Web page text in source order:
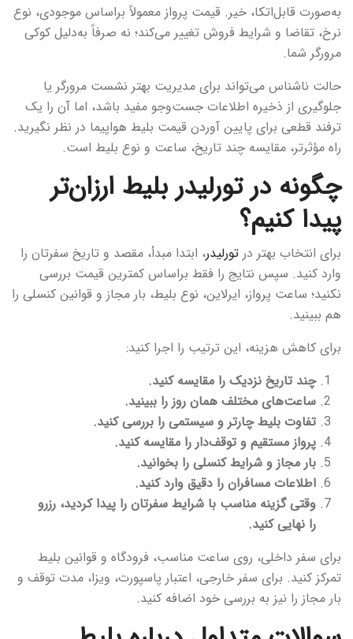
به‌صورت قابل‌اتکا، خیر. قیمت پرواز معمولاً براساس موجودی، نوع
نرخ، تقاضا و شرایط فروش تغییر می‌کند؛ نه صرفاً به‌دلیل کوکی
مرورگر شما.
حالت ناشناس می‌تواند برای مدیریت بهتر نشست مرورگر یا
جلوگیری از ذخیره اطلاعات جست‌وجو مفید باشد، اما آن را یک
ترفند قطعی برای پایین آوردن قیمت بلیط هواپیما در نظر نگیرید.
راه مؤثرتر، مقایسه چند تاریخ، ساعت و نوع بلیط است.
چگونه در تورلیدر بلیط ارزان‌تر
پیدا کنیم؟
برای انتخاب بهتر در تورلیدر، ابتدا مبدأ، مقصد و تاریخ سفرتان را
وارد کنید. سپس نتایج را فقط براساس کمترین قیمت بررسی
نکنید؛ ساعت پرواز، ایرلاین، نوع بلیط، بار مجاز و قوانین کنسلی را
هم ببینید.
برای کاهش هزینه، این ترتیب را اجرا کنید:
چند تاریخ نزدیک را مقایسه کنید.
ساعت‌های مختلف همان روز را ببینید.
تفاوت بلیط چارتر و سیستمی را بررسی کنید.
پرواز مستقیم و توقف‌دار را مقایسه کنید.
بار مجاز و شرایط کنسلی را بخوانید.
اطلاعات مسافران را دقیق وارد کنید.
وقتی گزینه مناسب با شرایط سفرتان را پیدا کردید، رزرو
را نهایی کنید.
برای سفر داخلی، روی ساعت مناسب، فرودگاه و قوانین بلیط
تمرکز کنید. برای سفر خارجی، اعتبار پاسپورت، ویزا، مدت توقف و
بار مجاز را نیز به بررسی خود اضافه کنید.